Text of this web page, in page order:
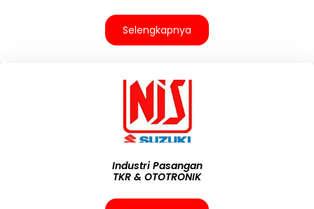
Selengkapnya
Industri Pasangan
TKR & OTOTRONIK